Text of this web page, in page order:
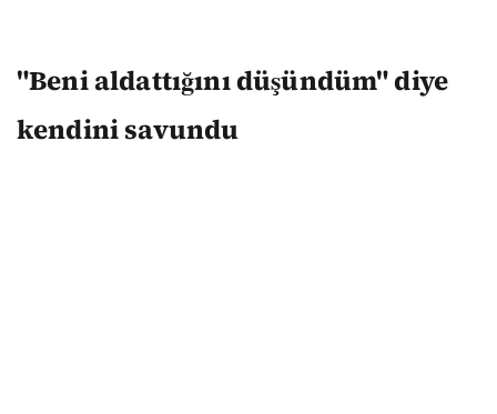
"Beni aldattığını düşündüm" diye
kendini savundu